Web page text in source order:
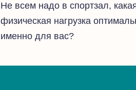
Не всем надо в спортзал,
физическая нагрузка
именно для вас?